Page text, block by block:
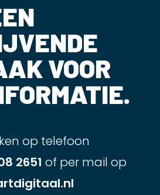
VOOR
op telefoon
2651 of per mail op